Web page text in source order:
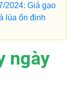
2024: Giá gạo
lúa ổn định
ngày